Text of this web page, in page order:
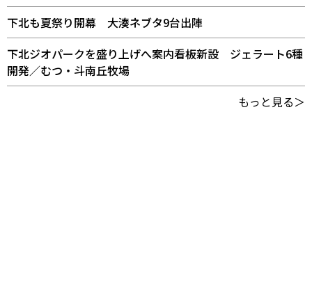
下北も夏祭り開幕 大湊ネブタ9台出陣
下北ジオパークを盛り上げへ案内看板新設 ジェラート6種
開発／むつ・斗南丘牧場
もっと見る＞